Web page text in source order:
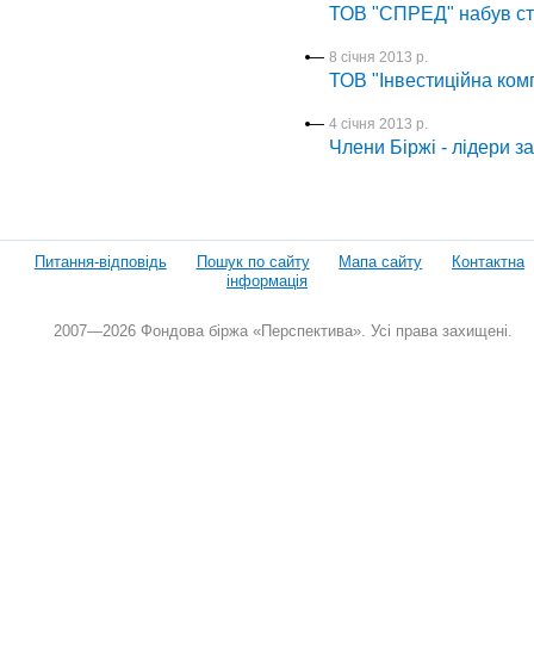
ТОВ "СПРЕД" набув
8 січня 2013 р.
ТОВ "Інвестиційна
4 січня 2013 р.
Члени Біржі - лідери
Питання-відповідь Пошук по сайту Мапа сайту
Контактна
інформація
2007—2026 Фондова біржа «Перспектива». Усі права захищені.